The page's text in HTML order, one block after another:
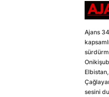
Ajans
sesini